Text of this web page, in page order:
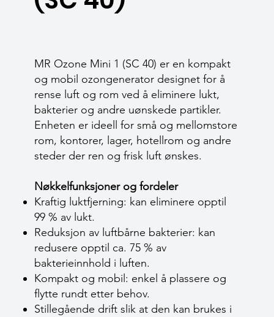
MR Ozone Mini 1 (SC 40) er en kompakt
og mobil ozongenerator designet for å
rense luft og rom ved å eliminere lukt,
bakterier og andre uønskede partikler.
Enheten er ideell for små og mellomstore
rom, kontorer, lager, hotellrom og andre
steder der ren og frisk luft ønskes.
Nøkkelfunksjoner og fordeler
Kraftig luktfjerning: kan eliminere opptil
99 % av lukt.
Reduksjon av luftbårne bakterier: kan
redusere opptil ca. 75 % av
bakterieinnhold i luften.
Kompakt og mobil: enkel å plassere og
flytte rundt etter behov.
Stillegående drift slik at den kan brukes i